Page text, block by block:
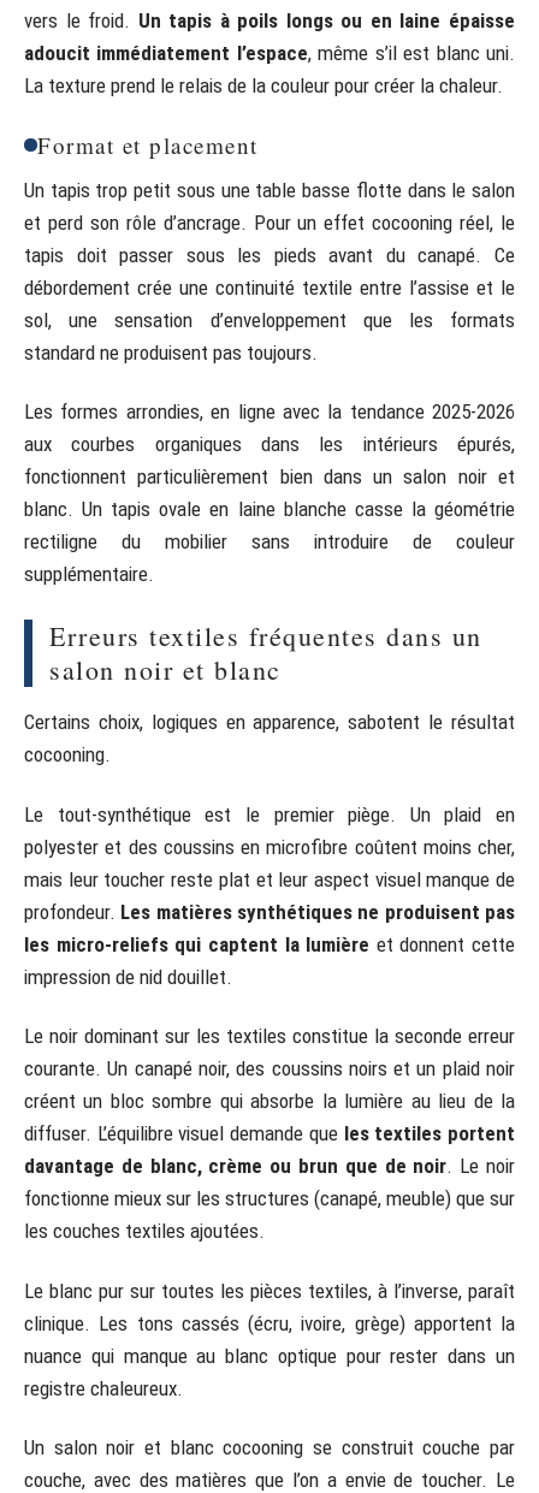
vers le froid. Un tapis à poils longs ou en laine épaisse
adoucit immédiatement l’espace, même s’il est blanc uni.
La texture prend le relais de la couleur pour créer la chaleur.
Format et placement
Un tapis trop petit sous une table basse flotte dans le salon
et perd son rôle d’ancrage. Pour un effet cocooning réel, le
tapis doit passer sous les pieds avant du canapé. Ce
débordement crée une continuité textile entre l’assise et le
sol, une sensation d’enveloppement que les formats
standard ne produisent pas toujours.
Les formes arrondies, en ligne avec la tendance 2025-2026
aux courbes organiques dans les intérieurs épurés,
fonctionnent particulièrement bien dans un salon noir et
blanc. Un tapis ovale en laine blanche casse la géométrie
rectiligne du mobilier sans introduire de couleur
supplémentaire.
Erreurs textiles fréquentes dans un
salon noir et blanc
Certains choix, logiques en apparence, sabotent le résultat
cocooning.
Le tout-synthétique est le premier piège. Un plaid en
polyester et des coussins en microfibre coûtent moins cher,
mais leur toucher reste plat et leur aspect visuel manque de
profondeur. Les matières synthétiques ne produisent pas
les micro-reliefs qui captent la lumière et donnent cette
impression de nid douillet.
Le noir dominant sur les textiles constitue la seconde erreur
courante. Un canapé noir, des coussins noirs et un plaid noir
créent un bloc sombre qui absorbe la lumière au lieu de la
diffuser. L’équilibre visuel demande que les textiles portent
davantage de blanc, crème ou brun que de noir. Le noir
fonctionne mieux sur les structures (canapé, meuble) que sur
les couches textiles ajoutées.
Le blanc pur sur toutes les pièces textiles, à l’inverse, paraît
clinique. Les tons cassés (écru, ivoire, grège) apportent la
nuance qui manque au blanc optique pour rester dans un
registre chaleureux.
Un salon noir et blanc cocooning se construit couche par
couche, avec des matières que l’on a envie de toucher. Le